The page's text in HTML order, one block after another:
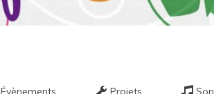
Évènements Projets